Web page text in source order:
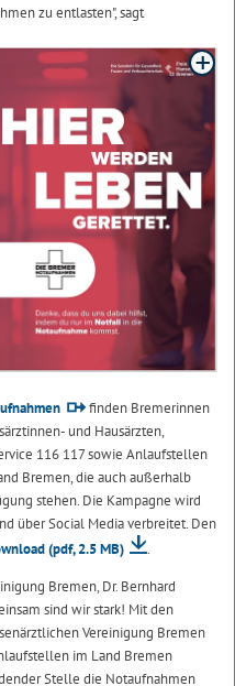
zu entlasten", sagt
finden Bremerinnen
und Hausärzten,
116 117 sowie Anlaufstellen
Bremen, die auch außerhalb
stehen. Die Kampagne wird
über Social Media verbreitet. Den
(pdf, 2.5 MB)
.
Bremen, Dr. Bernhard
sind wir stark! Mit den
Vereinigung Bremen
im Land Bremen
Stelle die Notaufnahmen